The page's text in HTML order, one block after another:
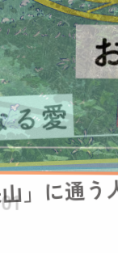
」に通う